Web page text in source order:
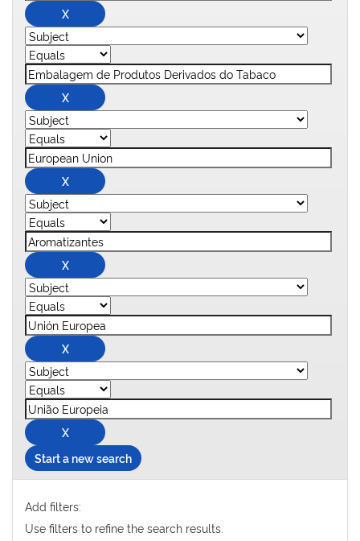
Start a new search
Add filters:
Use filters to refine the search results.